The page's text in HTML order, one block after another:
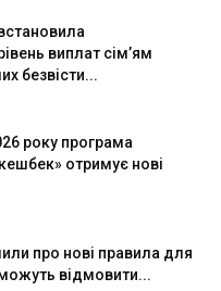
виплат сім’ям
безвісти...
року програма
отримує нові
про нові правила для
відмовити...